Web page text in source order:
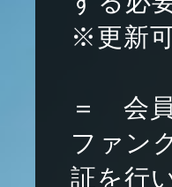
※更新
＝ 会
ファン
証を行